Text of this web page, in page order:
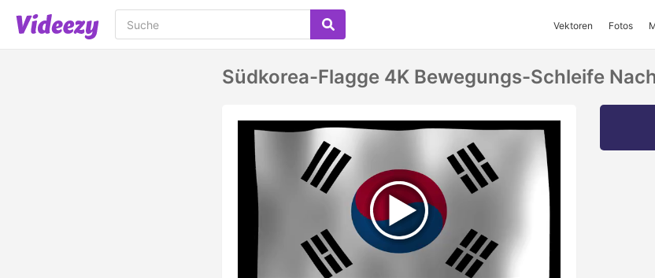
Vektoren Fotos
Südkorea-Flagge 4K Bewegungs-Schleife